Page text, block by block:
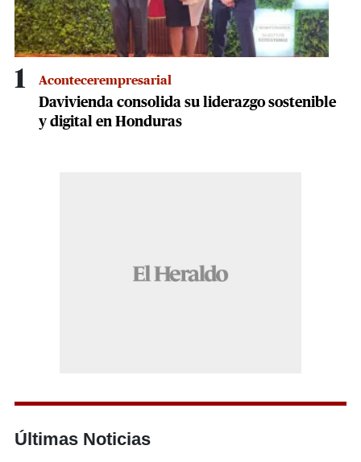
1 Acontecerempresarial
Davivienda consolida su liderazgo sostenible
y digital en Honduras
Últimas Noticias